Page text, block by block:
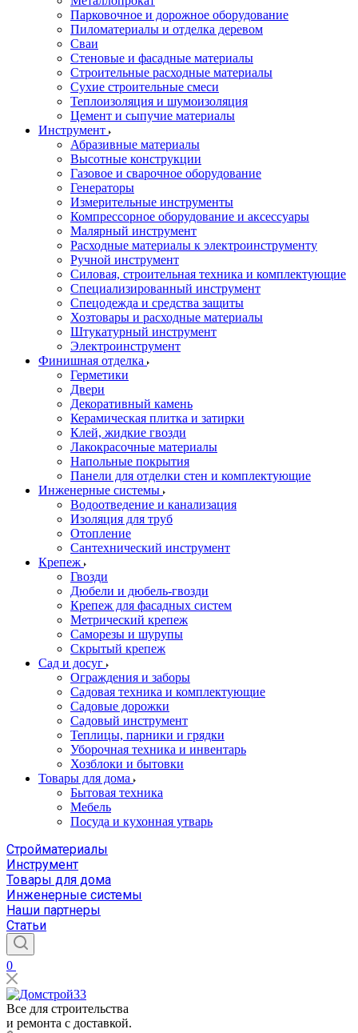
Парковочное и дорожное оборудование
Пиломатериалы и отделка деревом
Сваи
Стеновые и фасадные материалы
Строительные расходные материалы
Сухие строительные смеси
Теплоизоляция и шумоизоляция
Цемент и сыпучие материалы
Инструмент
Абразивные материалы
Высотные конструкции
Газовое и сварочное оборудование
Генераторы
Измерительные инструменты
Компрессорное оборудование и аксессуары
Малярный инструмент
Расходные материалы к электроинструменту
Ручной инструмент
Силовая, строительная техника и комплектующие
Специализированный инструмент
Спецодежда и средства защиты
Хозтовары и расходные материалы
Штукатурный инструмент
Электроинструмент
Финишная отделка
Герметики
Двери
Декоративный камень
Керамическая плитка и затирки
Клей, жидкие гвозди
Лакокрасочные материалы
Напольные покрытия
Панели для отделки стен и комплектующие
Инженерные системы
Водоотведение и канализация
Изоляция для труб
Отопление
Сантехнический инструмент
Крепеж
Гвозди
Дюбели и дюбель-гвозди
Крепеж для фасадных систем
Метрический крепеж
Саморезы и шурупы
Скрытый крепеж
Сад и досуг
Ограждения и заборы
Садовая техника и комплектующие
Садовые дорожки
Садовый инструмент
Теплицы, парники и грядки
Уборочная техника и инвентарь
Хозблоки и бытовки
Товары для дома
Бытовая техника
Мебель
Посуда и кухонная утварь
Стройматериалы
Инструмент
Товары для дома
Инженерные системы
Наши партнеры
Статьи
0
Все для строительства
и ремонта с доставкой.